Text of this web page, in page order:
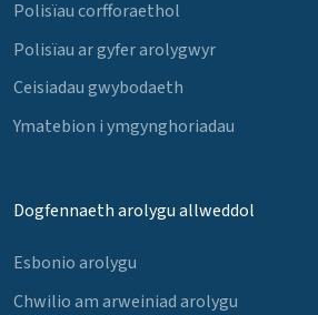
Polisïau corfforaethol
Polisïau ar gyfer arolygwyr
Ceisiadau gwybodaeth
Ymatebion i ymgynghoriadau
Dogfennaeth arolygu allweddol
Esbonio arolygu
Chwilio am arweiniad arolygu